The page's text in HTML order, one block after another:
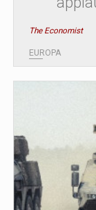
The Economist
EUROPA